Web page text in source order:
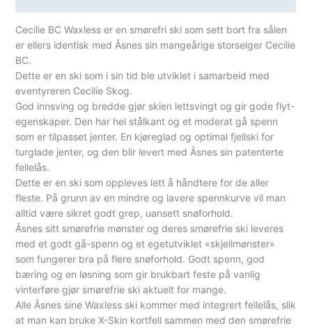
Cecilie BC Waxless er en smørefri ski som sett bort fra sålen
er ellers identisk med Åsnes sin mangeårige storselger Cecilie
BC.
Dette er en ski som i sin tid ble utviklet i samarbeid med
eventyreren Cecilie Skog.
God innsving og bredde gjør skien lettsvingt og gir gode flyt-
egenskaper. Den har hel stålkant og et moderat gå spenn
som er tilpasset jenter. En kjøreglad og optimal fjellski for
turglade jenter, og den blir levert med Åsnes sin patenterte
fellelås.
Dette er en ski som oppleves lett å håndtere for de aller
fleste. På grunn av en mindre og lavere spennkurve vil man
alltid være sikret godt grep, uansett snøforhold.
Åsnes sitt smørefrie mønster og deres smørefrie ski leveres
med et godt gå-spenn og et egetutviklet «skjellmønster»
som fungerer bra på flere snøforhold. Godt spenn, god
bæring og en løsning som gir brukbart feste på vanlig
vinterføre gjør smørefrie ski aktuelt for mange.
Alle Åsnes sine Waxless ski kommer med integrert fellelås, slik
at man kan bruke X-Skin kortfell sammen med den smørefrie